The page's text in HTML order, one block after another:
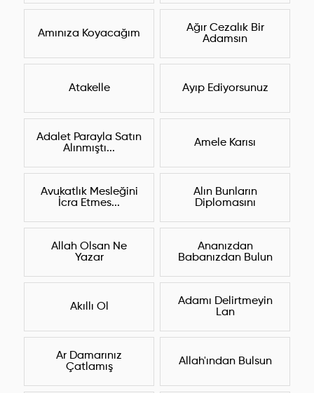
Amınıza Koyacağım
Ağır Cezalık Bir
Adamsın
Atakelle Ayıp Ediyorsunuz
Adalet Parayla Satın
Alınmıştı...
Amele Karısı
Avukatlık Mesleğini
İcra Etmes...
Alın Bunların
Diplomasını
Allah Olsan Ne
Yazar
Ananızdan
Babanızdan Bulun
Akıllı Ol
Adamı Delirtmeyin
Lan
Ar Damarınız
Çatlamış
Allah'ından Bulsun